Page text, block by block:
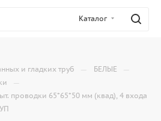
Каталог
и гладких труб — БЕЛЫЕ —
—
проводки 65*65*50 мм (квад), 4 входа